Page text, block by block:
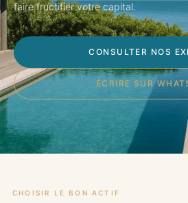
faire fructifier votre capital.
CONSULTER NOS
ÉCRIRE SUR
CHOISIR LE BON ACTIF